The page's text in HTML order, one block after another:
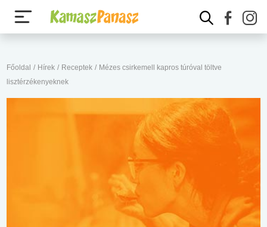
Főoldal / Hírek / Receptek / Mézes csirkemell kapros túróval töltve
lisztérzékenyeknek